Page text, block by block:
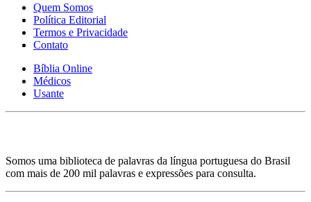
Quem Somos
Política Editorial
Termos e Privacidade
Contato
Bíblia Online
Médicos
Usante
Somos uma biblioteca de palavras da língua portuguesa do Brasil
com mais de 200 mil palavras e expressões para consulta.